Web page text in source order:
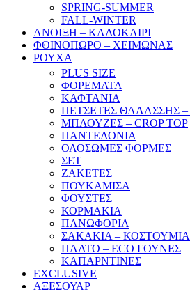
SPRING-SUMMER
FALL-WINTER
ΑΝΟΙΞΗ – ΚΑΛΟΚΑΙΡΙ
ΦΘΙΝΟΠΩΡΟ – ΧΕΙΜΩΝΑΣ
ΡΟΥΧΑ
PLUS SIZE
ΦΟΡΕΜΑΤΑ
ΚΑΦΤΑΝΙΑ
ΠΕΤΣΕΤΕΣ ΘΑΛΑΣΣΗΣ
ΜΠΛΟΥΖΕΣ – CROP TOP
ΠΑΝΤΕΛΟΝΙΑ
ΟΛΟΣΩΜΕΣ ΦΟΡΜΕΣ
ΣΕΤ
ΖΑΚΕΤΕΣ
ΠΟΥΚΑΜΙΣΑ
ΦΟΥΣΤΕΣ
ΚΟΡΜΑΚΙΑ
ΠΑΝΩΦΟΡΙΑ
ΣΑΚΑΚΙΑ – ΚΟΣΤΟΥΜΙΑ
ΠΑΛΤΟ – ECO ΓΟΥΝΕΣ
ΚΑΠΑΡΝΤΙΝΕΣ
EXCLUSIVE
ΑΞΕΣΟΥΑΡ